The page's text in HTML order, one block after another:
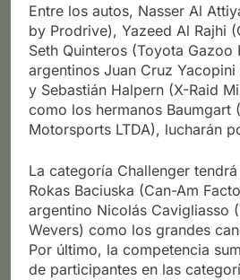
Entre los autos, Nasser Al
by Prodrive), Yazeed Al Rajhi
Seth Quinteros (Toyota Gazoo
argentinos Juan Cruz
y Sebastián Halpern (X-Raid
como los hermanos Baumgart
Motorsports LTDA), lucharán
La categoría Challenger
Rokas Baciuska (Can-Am
argentino Nicolás Cavigliasso
Wevers) como los grandes
Por último, la competencia
de participantes en las